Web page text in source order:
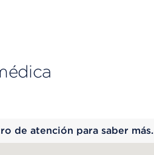
de atención para saber más.